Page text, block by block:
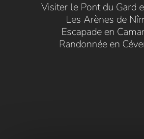
Visiter le Pont du Gard
Les Arènes de
Escapade en
Randonnée en